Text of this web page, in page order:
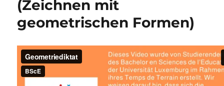
(Zeichnen mit
geometrischen Formen)